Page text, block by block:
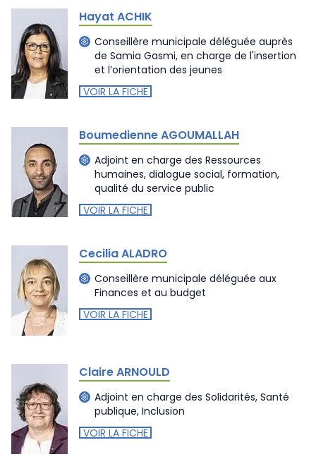
Hayat ACHIK
Conseillère municipale déléguée auprès
de Samia Gasmi, en charge de l'insertion
et l’orientation des jeunes
VOIR LA FICHE
Boumedienne AGOUMALLAH
Adjoint en charge des Ressources
humaines, dialogue social, formation,
qualité du service public
VOIR LA FICHE
Cecilia ALADRO
Conseillère municipale déléguée aux
Finances et au budget
VOIR LA FICHE
Claire ARNOULD
Adjoint en charge des Solidarités, Santé
publique, Inclusion
VOIR LA FICHE